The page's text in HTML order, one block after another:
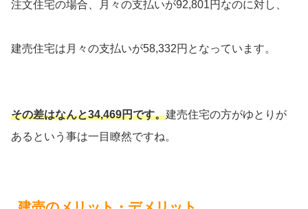
注文住宅の場合、月々の支払いが92,801円なのに対し、
建売住宅は月々の支払いが58,332円となっています。
その差はなんと34,469円です。建売住宅の方がゆとりが
あるという事は一目瞭然ですね。